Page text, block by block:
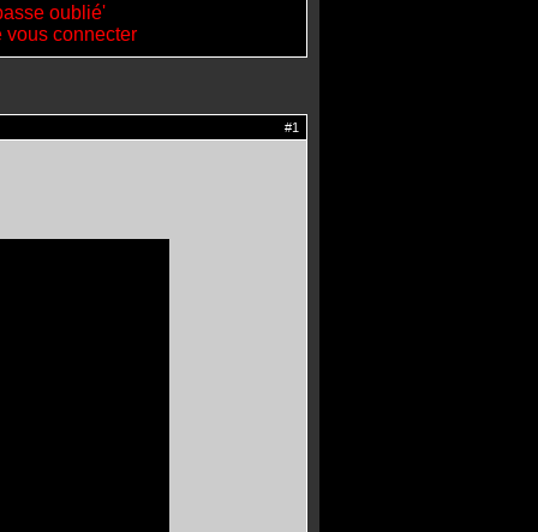
oublié'
vous connecter
#1